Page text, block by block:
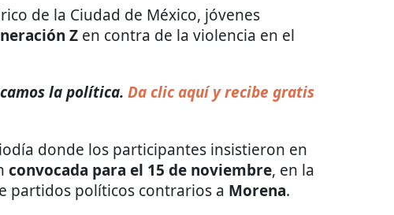
de la Ciudad de México, jóvenes
Z en contra de la violencia en el
la política. Da clic aquí y recibe gratis
donde los participantes insistieron en
convocada para el 15 de noviembre, en la
partidos políticos contrarios a Morena.